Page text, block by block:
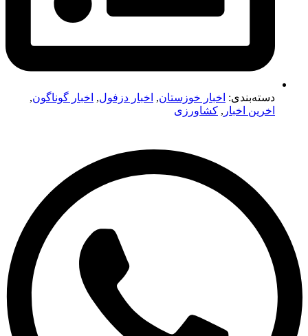
دسته‌بندی: اخبار خوزستان, اخبار دزفول, اخبار گوناگون,
اخرین اخبار , کشاورزی